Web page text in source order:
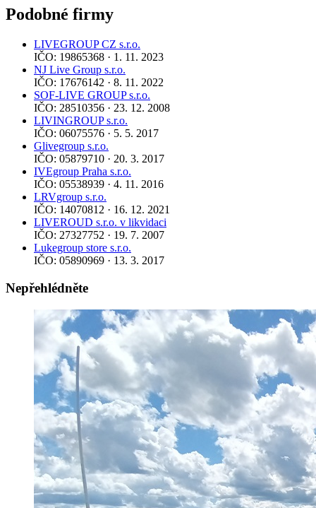
Podobné firmy
LIVEGROUP CZ s.r.o.
IČO: 19865368 · 1. 11. 2023
NJ Live Group s.r.o.
IČO: 17676142 · 8. 11. 2022
SOF-LIVE GROUP s.r.o.
IČO: 28510356 · 23. 12. 2008
LIVINGROUP s.r.o.
IČO: 06075576 · 5. 5. 2017
Glivegroup s.r.o.
IČO: 05879710 · 20. 3. 2017
IVEgroup Praha s.r.o.
IČO: 05538939 · 4. 11. 2016
LRVgroup s.r.o.
IČO: 14070812 · 16. 12. 2021
LIVEROUD s.r.o. v likvidaci
IČO: 27327752 · 19. 7. 2007
Lukegroup store s.r.o.
IČO: 05890969 · 13. 3. 2017
Nepřehlédněte